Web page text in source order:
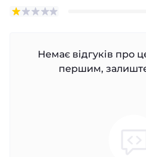
Немає відгуків про
першим, залиште